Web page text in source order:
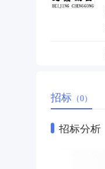
招标 （0）
招标分析